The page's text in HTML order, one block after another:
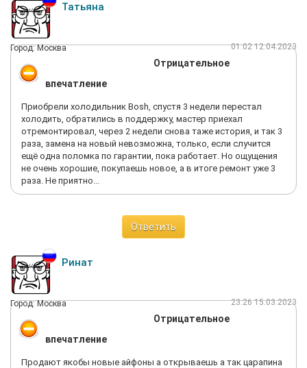
Татьяна
Город: Москва 01:02 12.04.2023
Отрицательное
впечатление
Приобрели холодильник Bosh, спустя 3 недели перестал
холодить, обратились в поддержку, мастер приехал
отремонтировал, через 2 недели снова таже история, и так 3
раза, замена на новый невозможна, только, если случится
ещё одна поломка по гарантии, пока работает. Но ощущения
не очень хорошие, покупаешь новое, а в итоге ремонт уже 3
раза. Не приятно...
Ответить
Ринат
Город: Москва 23:26 15.03.2023
Отрицательное
впечатление
Продают якобы новые айфоны а открываешь а так царапина